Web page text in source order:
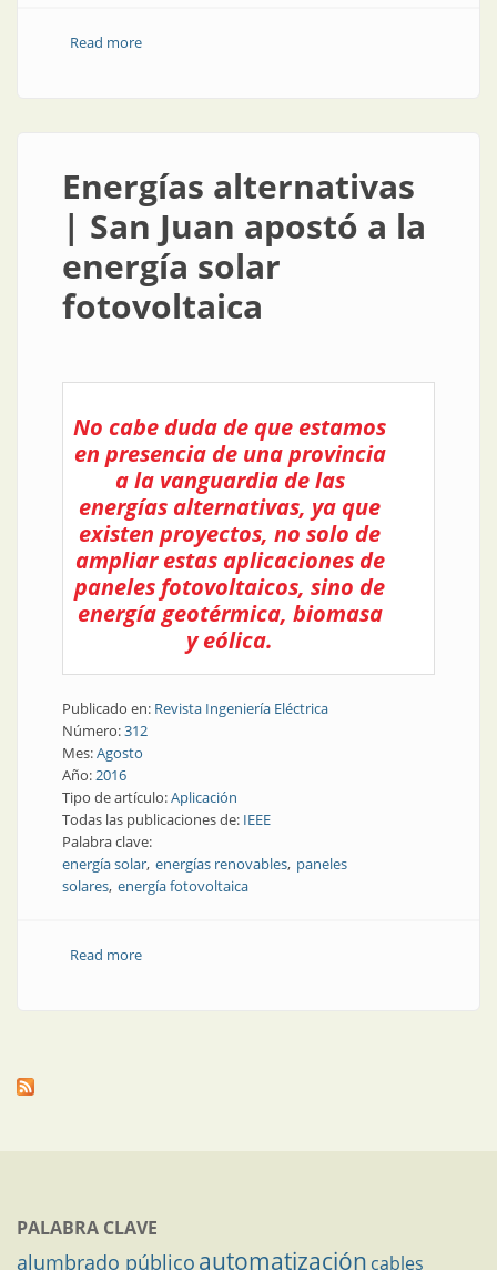
Read moreabout Energía fotovoltaica | Resultados preliminares
Energías alternativas
| San Juan apostó a la
energía solar
fotovoltaica
No cabe duda de que estamos
en presencia de una provincia
a la vanguardia de las
energías alternativas, ya que
existen proyectos, no solo de
ampliar estas aplicaciones de
paneles fotovoltaicos, sino de
energía geotérmica, biomasa
y eólica.
Publicado en: Revista Ingeniería Eléctrica
Número:312
Mes:Agosto
Año:2016
Tipo de artículo:Aplicación
Todas las publicaciones de: IEEE
Palabra clave:
energía solar energías renovables paneles
solares energía fotovoltaica
Read moreabout Energías alternativas | San Juan apostó a la
PALABRA CLAVE
alumbrado público automatización cables